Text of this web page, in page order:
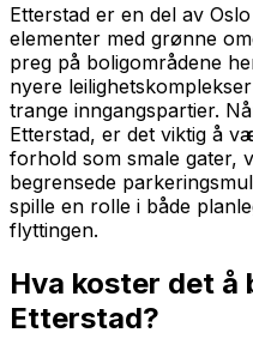
Etterstad er en del av
elementer med grønne
preg på boligområdene
nyere
trange inngangspartier.
Etterstad, er det viktig å
forhold som smale gater,
begrensede
spille en rolle i både
flyttingen.
Hva koster det
Etterstad?